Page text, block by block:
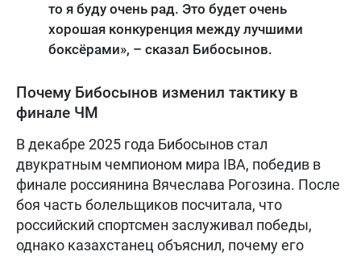
то я буду очень рад. Это будет очень
хорошая конкуренция между лучшими
боксёрами», – сказал Бибосынов.
Почему Бибосынов изменил тактику в
финале ЧМ
В декабре 2025 года Бибосынов стал
двукратным чемпионом мира IBA, победив в
финале россиянина Вячеслава Рогозина. После
боя часть болельщиков посчитала, что
российский спортсмен заслуживал победы,
однако казахстанец объяснил, почему его